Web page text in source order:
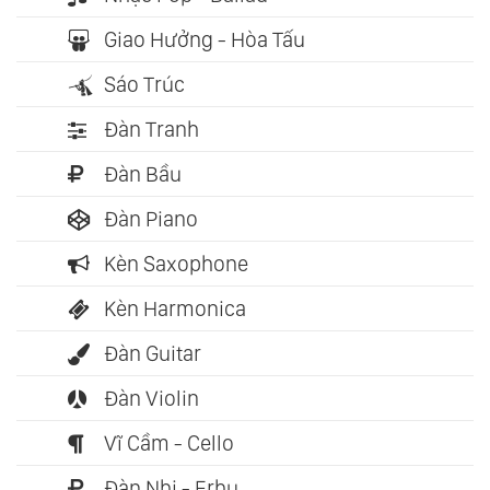
Giao Hưởng - Hòa Tấu
Sáo Trúc
Đàn Tranh
Đàn Bầu
Đàn Piano
Kèn Saxophone
Kèn Harmonica
Đàn Guitar
Đàn Violin
Vĩ Cầm - Cello